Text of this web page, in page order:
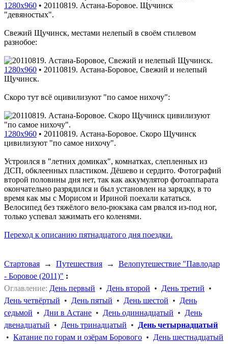
1280x960 • 20110819. Астана-Боровое. Щучинск
"девяностых".
Свежий Щучинск, местами нелепый в своём стилевом
разнобое:
1280x960 • 20110819. Астана-Боровое, Свежий и нелепый
Щучинск.
Скоро тут всё оцивилизуют "по самое нихочу":
1280x960 • 20110819. Астана-Боровое. Скоро Щучинск
цивилизуют "по самое нихочу".
Устроился в "летних домиках", комнатках, слепленных из
ДСП, обклеенных пластиком. Дёшево и сердито. Фотографий
второй половины дня нет, так как аккумулятор фотоаппарата
окончательно разрядился и был установлен на зарядку, в то
время как мы с Морисом и Ириной поехали кататься.
Велосипед без тяжёлого вело-рюкзака сам рвался из-под ног,
только успевал зажимать его коленями.
Переход к описанию пятнадцатого дня поездки.
Стартовая → Путешествия → Велопутешествие "Павлодар
- Боровое (2011)" :
Оглавление: День первый • День второй • День третий •
День четвёртый • День пятый • День шестой • День
седьмой • Дни в Астане • День одиннадцатый • День
двенадцатый • День тринадцатый •
День четырнадцатый
• Катание по горам и озёрам Борового • День шестнадцатый